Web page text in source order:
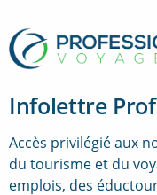
Infolettre
Accès privilégié aux
du tourisme et du
emplois, des